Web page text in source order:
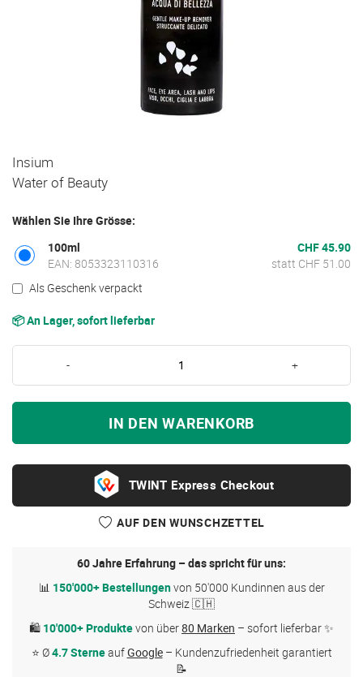
Zum
Anfang
der
springen
Insium
Water of Beauty
Wählen Sie Ihre Grösse:
100ml
EAN: 8053323110316
CHF 45.90
statt CHF 51.00
Als Geschenk verpackt
📦 An Lager, sofort lieferbar
- +
IN DEN WARENKORB
Express Checkout
AUF DEN WUNSCHZETTEL
60 Jahre Erfahrung – das spricht für uns:
📊 150'000+ Bestellungenvon 50'000 Kundinnen aus der
Schweiz 🇨🇭
🛍 10'000+ Produktevon über80 Marken – sofort lieferbar ✨
⭐ Ø4.7 SterneaufGoogle– Kundenzufriedenheit garantiert
📝